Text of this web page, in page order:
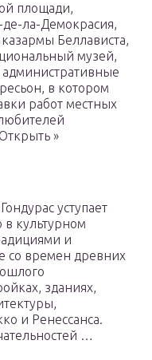
площади,
ла-Демокрасия,
Беллависта,
музей,
в котором
работ местных
»
уступает
в культурном
и
со времен древних
зданиях,
и Ренессанса.
…